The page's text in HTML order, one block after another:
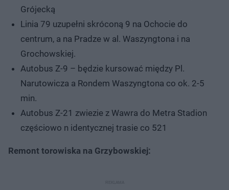
Grójecką
Linia 79 uzupełni skróconą 9 na Ochocie do
centrum, a na Pradze w al. Waszyngtona i na
Grochowskiej.
Autobus Z-9 – będzie kursować między Pl.
Narutowicza a Rondem Waszyngtona co ok. 2-5
min.
Autobus Z-21 zwiezie z Wawra do Metra Stadion
częściowo n identycznej trasie co 521
Remont torowiska na Grzybowskiej: